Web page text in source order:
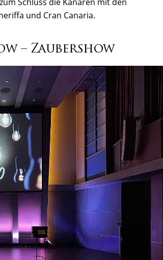
und Cran Canaria.
– Zaubershow